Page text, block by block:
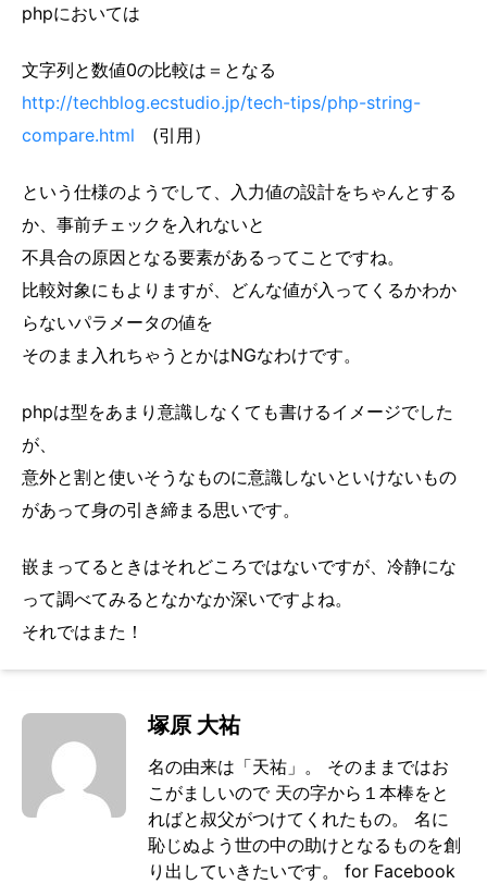
phpにおいては
文字列と数値0の比較は＝となる
http://techblog.ecstudio.jp/tech-tips/php-string-
compare.html (引用）
という仕様のようでして、入力値の設計をちゃんとする
か、事前チェックを入れないと
不具合の原因となる要素があるってことですね。
比較対象にもよりますが、どんな値が入ってくるかわか
らないパラメータの値を
そのまま入れちゃうとかはNGなわけです。
phpは型をあまり意識しなくても書けるイメージでした
が、
意外と割と使いそうなものに意識しないといけないもの
があって身の引き締まる思いです。
嵌まってるときはそれどころではないですが、冷静にな
って調べてみるとなかなか深いですよね。
それではまた！
塚原 大祐
名の由来は「天祐」。 そのままではお
こがましいので 天の字から１本棒をと
ればと叔父がつけてくれたもの。 名に
恥じぬよう世の中の助けとなるものを創
り出していきたいです。 for Facebook